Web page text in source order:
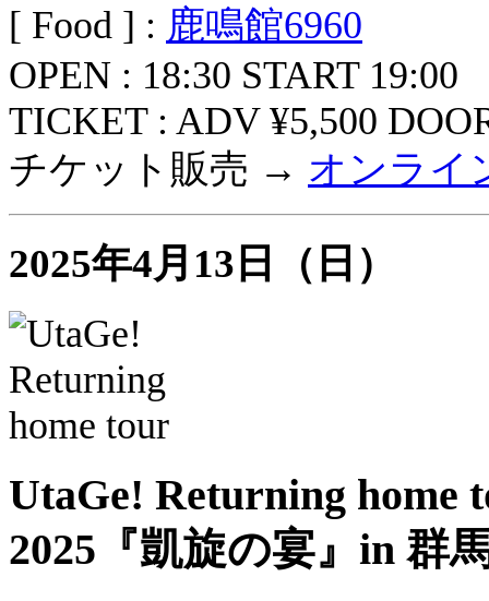
[ Food ] : 鹿鳴館6960
OPEN : 18:30 START 19:00
TICKET : ADV ¥5,500
チケット販売 → オンライ
2025年4月13日（日）
UtaGe! Returning home
2025『凱旋の宴』in 群